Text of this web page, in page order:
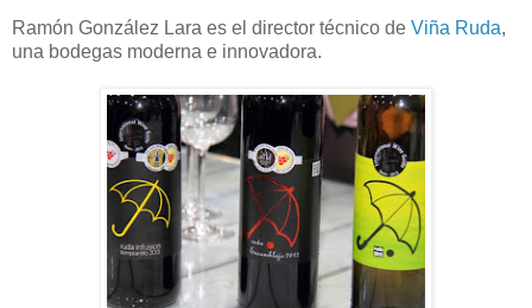
Ramón González Lara es el director técnico de Viña Ruda,
una bodegas moderna e innovadora.